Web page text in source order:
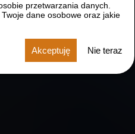
przetwarzania danych.
dane osobowe oraz jakie
Akceptuję Nie teraz